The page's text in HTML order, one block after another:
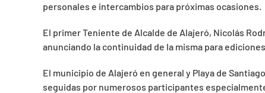
personales e intercambios para próximas ocasiones.
El primer Teniente de Alcalde de Alajeró, Nicolás
anunciando la continuidad de la misma para
El municipio de Alajeró en general y Playa de
seguidas por numerosos participantes